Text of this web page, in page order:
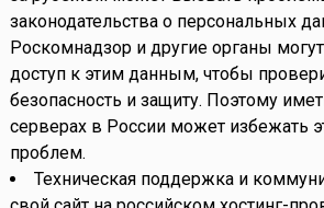
законодательства о персональных
Роскомнадзор и другие органы
доступ к этим данным, чтобы
безопасность и защиту. Поэтому
серверах в России может избежать
проблем.
Техническая поддержка и